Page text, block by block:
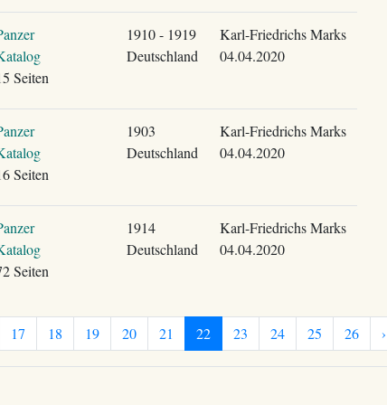
Seiten
1910 - 1919
Deutschland
Karl-Friedrichs Marks
04.04.2020
Seiten
1903
Deutschland
Karl-Friedrichs Marks
04.04.2020
Seiten
1914
Deutschland
Karl-Friedrichs Marks
04.04.2020
17 18 19 20 21 22 23 24 25 26 ›